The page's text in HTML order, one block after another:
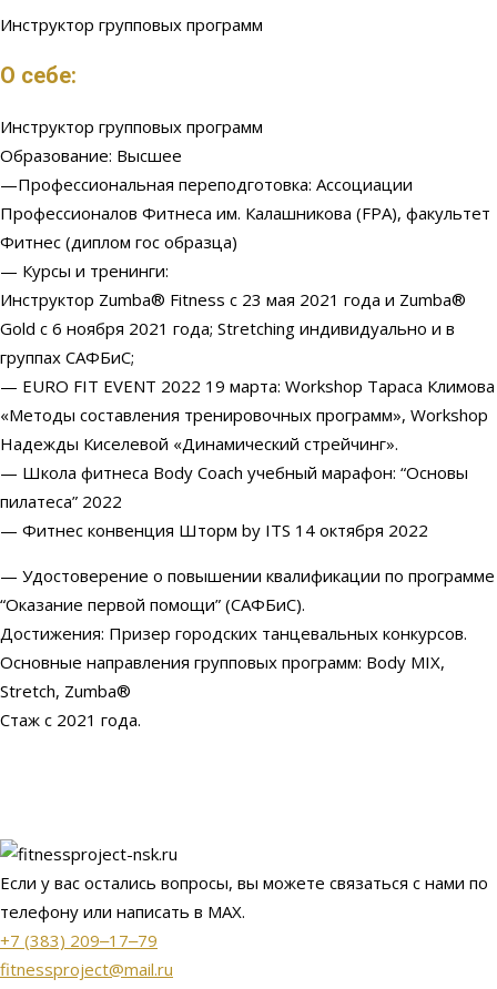
Инструктор групповых программ
О себе:
Инструктор групповых программ
Образование: Высшее
—Профессиональная переподготовка: Ассоциации
Профессионалов Фитнеса им. Калашникова (FPA), факультет
Фитнес (диплом гос образца)
— Курсы и тренинги:
Инструктор Zumba®️ Fitness с 23 мая 2021 года и Zumba®️
Gold c 6 ноября 2021 года; Stretching индивидуально и в
группах САФБиС;
— EURO FIT EVENT 2022 19 марта: Workshop Тараса Климова
«Методы составления тренировочных программ», Workshop
Надежды Киселевой «Динамический стрейчинг».
— Школа фитнеса Body Coach учебный марафон: “Основы
пилатеса” 2022
— Фитнес конвенция Шторм by ITS 14 октября 2022
— Удостоверение о повышении квалификации по программе
“Оказание первой помощи” (САФБиС).
Достижения: Призер городских танцевальных конкурсов.
Основные направления групповых программ: Body MIX,
Stretch, Zumba®️
Стаж с 2021 года.
Если у вас остались вопросы, вы можете связаться с нами по
телефону или написать в МАХ.
+7 (383) 209‒17‒79
fitnessproject@mail.ru